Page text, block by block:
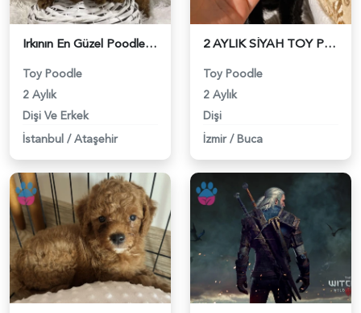
Irkının En Güzel Poodle Bebekleri - 6220
Toy Poodle
2 Aylık
Dişi Ve Erkek
İstanbul /Ataşehir
2 AYLIK SİYAH TOY POODLE - 6227
Toy Poodle
2 Aylık
Dişi
İzmir/Buca